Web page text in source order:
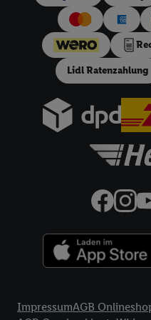
€ Bestellwert mit
ein effektiver Jahreszins von
festen Sollzinssatz von
gem. §17 (4) PAngV:
Gesamtbetrag 212.10 €, 12
Digital Deutschland GmbH &
74206 Bad Wimpfen.
Lidl Plus
Versandkostenfrei-Coupon
den in der Lidl
Mindestbestellwert auf die
Mindestbestellwert
Mindestbestellwert 79 €.
Mindestbestellwert
Rechnung zu stellen.
Lidl Ratenzahlung
ImpressumAGB